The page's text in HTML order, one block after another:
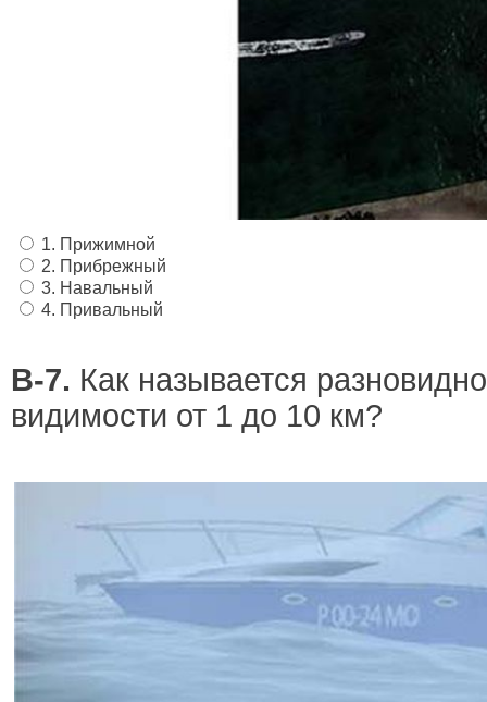
1. Прижимной
2. Прибрежный
3. Навальный
4. Привальный
В-7. Как называется
видимости от 1 до 10 км?